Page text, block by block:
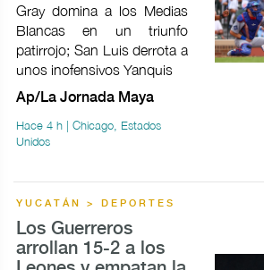
Gray domina a los Medias
Blancas en un triunfo
patirrojo; San Luis derrota a
unos inofensivos Yanquis
Ap/La Jornada Maya
Hace 4 h | Chicago, Estados
Unidos
YUCATÁN > DEPORTES
Los Guerreros
arrollan 15-2 a los